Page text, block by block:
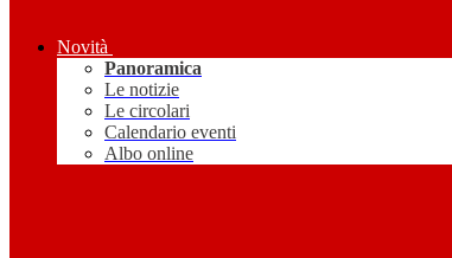
Novità
Panoramica
Le notizie
Le circolari
Calendario eventi
Albo online